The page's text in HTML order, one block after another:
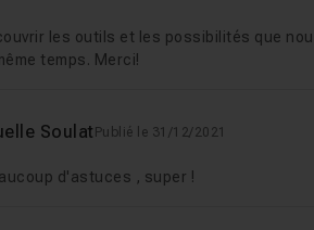
les outils et les possibilités que
temps. Merci!
Soulat Publié le 31/12/2021
d'astuces , super !